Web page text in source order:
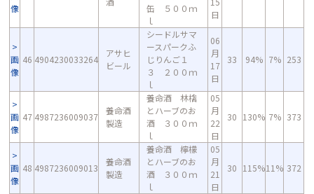
像
缶 ５００ｍ
ｌ
日
画
像
46 4904230033264
アサヒ
ビール
シードルサマ
ースパークふ
じりんご１
３ ２００ｍ
ｌ
06
月
17
日
33 94% 7% 253
画
像
47 4987236009037
養命酒
製造
養命酒 林檎
とハーブのお
酒 ３００ｍ
ｌ
05
月
22
日
30 130% 7% 373
画
像
48 4987236009013
養命酒
製造
養命酒 檸檬
とハーブのお
酒 ３００ｍ
ｌ
05
月
21
日
30 115%11% 372